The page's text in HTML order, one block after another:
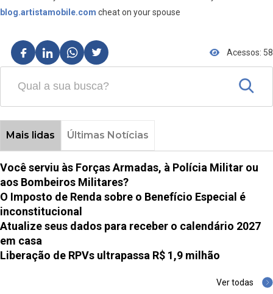
blog.artistamobile.com cheat on your spouse
Acessos: 58
Mais lidas Últimas Notícias
Você serviu às Forças Armadas, à Polícia Militar ou
aos Bombeiros Militares?
O Imposto de Renda sobre o Benefício Especial é
inconstitucional
Atualize seus dados para receber o calendário 2027
em casa
Liberação de RPVs ultrapassa R$ 1,9 milhão
Ver todas